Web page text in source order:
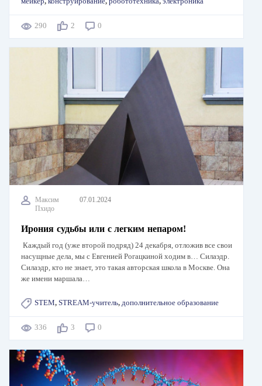
290 2 0
Максим
Пхидо
07.01.2024
Ирония судьбы или с легким непаром!
Каждый год (уже второй подряд) 24 декабря, отложив все свои
насущные дела, мы с Евгенией Рогацкиной ходим в… Силаэдр.
Силаэдр, кто не знает, это такая авторская школа в Москве. Она
же имени маршала…
STEM, STREAM-учитель, дополнительное образование
336 3 0